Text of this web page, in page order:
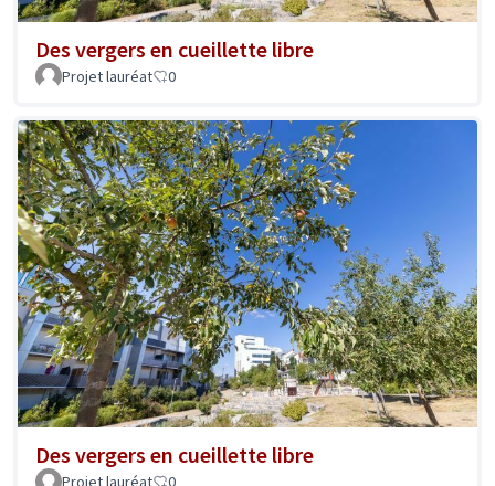
Des vergers en cueillette libre
Projet lauréat 0
Des vergers en cueillette libre
Projet lauréat 0